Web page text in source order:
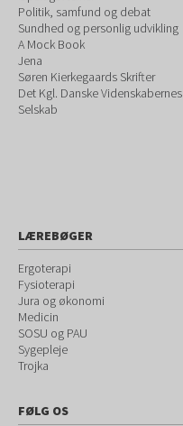
Politik, samfund og debat
Sundhed og personlig udvikling
A Mock Book
Jena
Søren Kierkegaards Skrifter
Det Kgl. Danske Videnskabernes
Selskab
LÆREBØGER
Ergoterapi
Fysioterapi
Jura og økonomi
Medicin
SOSU og PAU
Sygepleje
Trojka
FØLG OS